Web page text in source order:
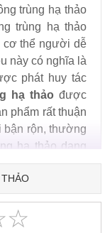
trùng hạ thảo
trùng hạ thảo
cơ thể người dễ
này có nghĩa là
phát huy tác
hạ thảo được
phẩm rất thuận
rộn, thường
hạ thảo dạng
biến hay làm
Bắc. Nước
☆
★